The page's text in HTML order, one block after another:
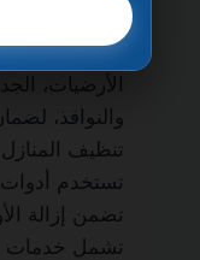
نظافة المكان
يقتصر على
الأرضيات،
والنوافذ،
تنظيف
تستخدم أدوات
تضمن إزالة
تشمل خدمات